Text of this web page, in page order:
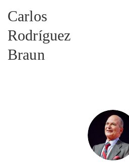
Carlos
Rodríguez
Braun